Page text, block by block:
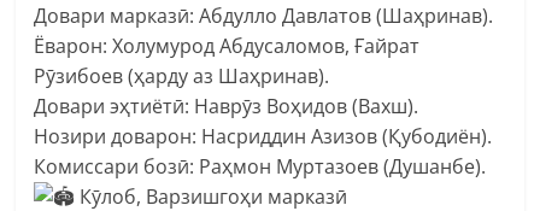
Довари марказӣ: Абдулло Давлатов (Шаҳринав).
Ёварон: Холумурод Абдусаломов, Ғайрат
Рӯзибоев (ҳарду аз Шаҳринав).
Довари эҳтиётӣ: Наврӯз Воҳидов (Вахш).
Нозири доварон: Насриддин Азизов (Қубодиён).
Комиссари бозӣ: Раҳмон Муртазоев (Душанбе).
Кӯлоб, Варзишгоҳи марказӣ